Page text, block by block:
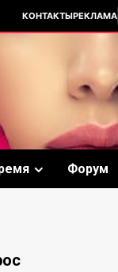
КОНТАКТЫРЕКЛАМА
Форум